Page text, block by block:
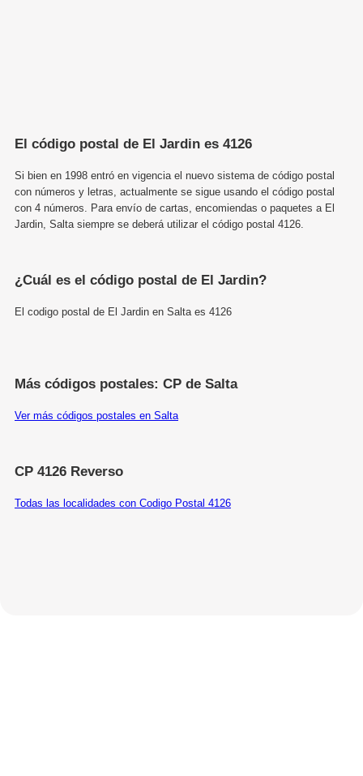
El código postal de El Jardin es 4126
Si bien en 1998 entró en vigencia el nuevo sistema de código postal
con números y letras, actualmente se sigue usando el código postal
con 4 números. Para envío de cartas, encomiendas o paquetes a El
Jardin, Salta siempre se deberá utilizar el código postal 4126.
¿Cuál es el código postal de El Jardin?
El codigo postal de El Jardin en Salta es 4126
Más códigos postales: CP de Salta
Ver más códigos postales en Salta
CP 4126 Reverso
Todas las localidades con Codigo Postal 4126